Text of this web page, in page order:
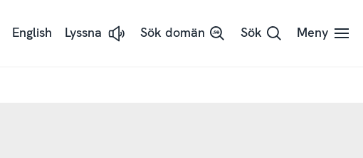
English Lyssna
Lyssna Sök domän Sök Meny